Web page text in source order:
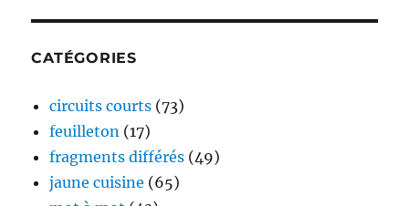
CATÉGORIES
circuits courts (73)
feuilleton (17)
fragments différés (49)
jaune cuisine (65)